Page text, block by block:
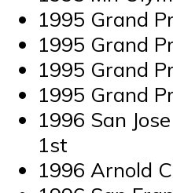
1995 Grand
1995 Grand
1995 Grand
1995 Grand
1996 San
1st
1996 Arnold